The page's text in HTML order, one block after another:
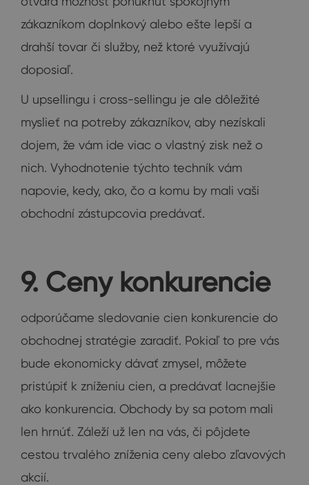
zákazníkom doplnkový alebo ešte lepší a
drahší tovar či služby, než ktoré využívajú
doposiaľ.
U upsellingu i cross-sellingu je ale dôležité
myslieť na potreby zákazníkov, aby nezískali
dojem, že vám ide viac o vlastný zisk než o
nich. Vyhodnotenie týchto techník vám
napovie, kedy, ako, čo a komu by mali vaši
obchodní zástupcovia predávať.
9. Ceny konkurencie
odporúčame sledovanie cien konkurencie do
obchodnej stratégie zaradiť. Pokiaľ to pre vás
bude ekonomicky dávať zmysel, môžete
pristúpiť k zníženiu cien, a predávať lacnejšie
ako konkurencia. Obchody by sa potom mali
len hrnúť. Záleží už len na vás, či pôjdete
cestou trvalého zníženia ceny alebo zľavových
akcií.